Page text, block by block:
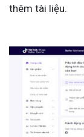
thêm tài liệu.